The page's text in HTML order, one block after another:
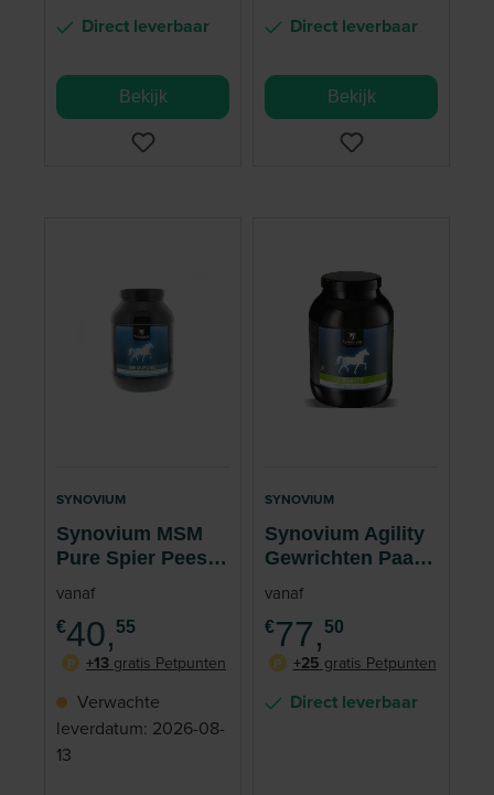
Direct leverbaar
Bekijk
Direct leverbaar
Bekijk
SYNOVIUM
Synovium MSM
Pure Spier Pees
Paard 1 kg
vanaf
€40, 55
P
+13 gratis Petpunten
Verwachte
leverdatum: 2026-08-
13
SYNOVIUM
Synovium Agility
Gewrichten Paard
1 kg
vanaf
€77, 50
P
+25 gratis Petpunten
Direct leverbaar